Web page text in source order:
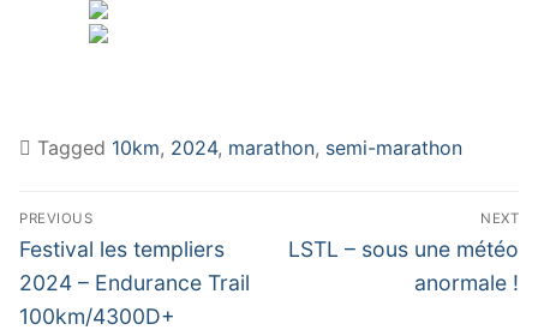
Tagged 10km, 2024, marathon, semi-marathon
Navigation
de
l’article
PREVIOUS
Previous
post:
Festival les templiers
2024 – Endurance Trail
100km/4300D+
NEXT
Next
LSTL – sous une météo
anormale !